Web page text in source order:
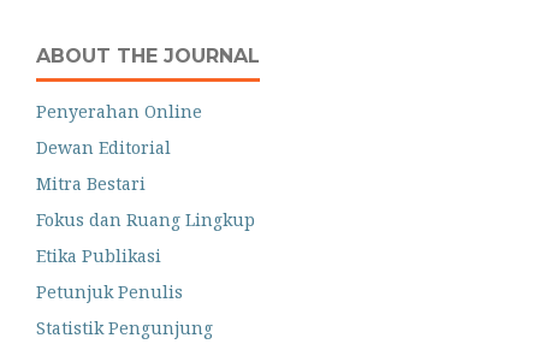
ABOUT THE JOURNAL
Penyerahan Online
Dewan Editorial
Mitra Bestari
Fokus dan Ruang Lingkup
Etika Publikasi
Petunjuk Penulis
Statistik Pengunjung